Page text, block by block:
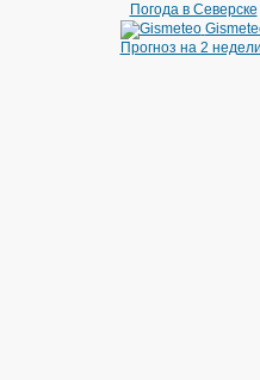
Погода в Северске
Прогноз на 2 недели